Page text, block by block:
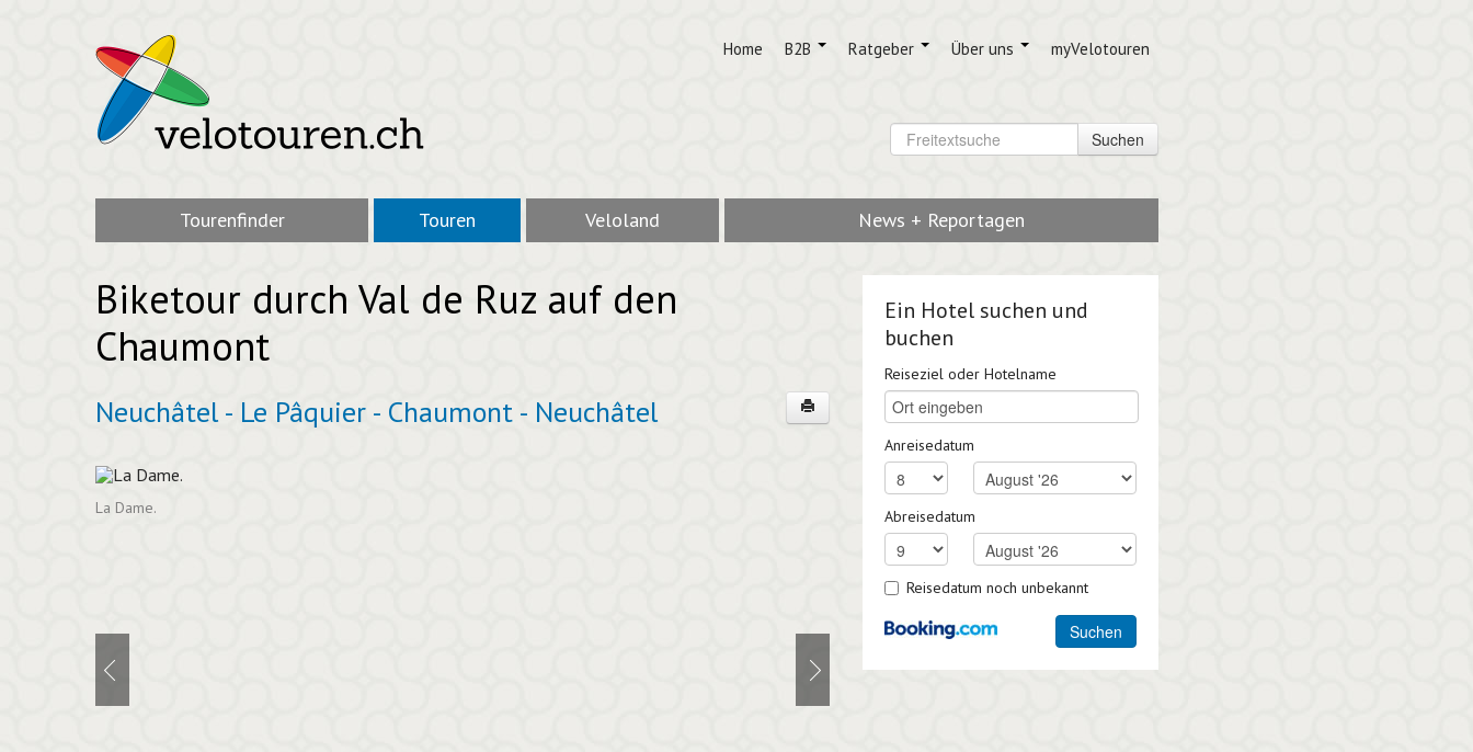
Home B2B Ratgeber Über uns myVelotouren
Suchen
Tourenfinder Touren Veloland News + Reportagen
Ein Hotel suchen und
buchen
Reiseziel oder Hotelname
Anreisedatum
Abreisedatum
Reisedatum noch unbekannt
Suchen
Biketour durch Val de Ruz auf den
Chaumont
Neuchâtel - Le Pâquier - Chaumont - Neuchâtel